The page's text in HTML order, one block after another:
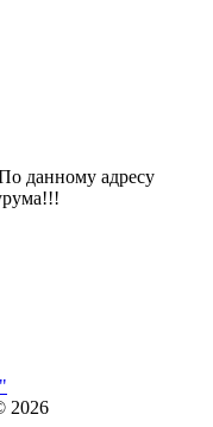
данному адресу
2026